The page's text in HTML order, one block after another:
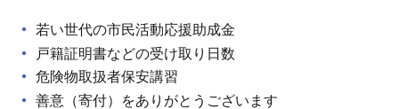
若い世代の市民活動応援助成金
戸籍証明書などの受け取り日数
危険物取扱者保安講習
善意（寄付）をありがとうございます